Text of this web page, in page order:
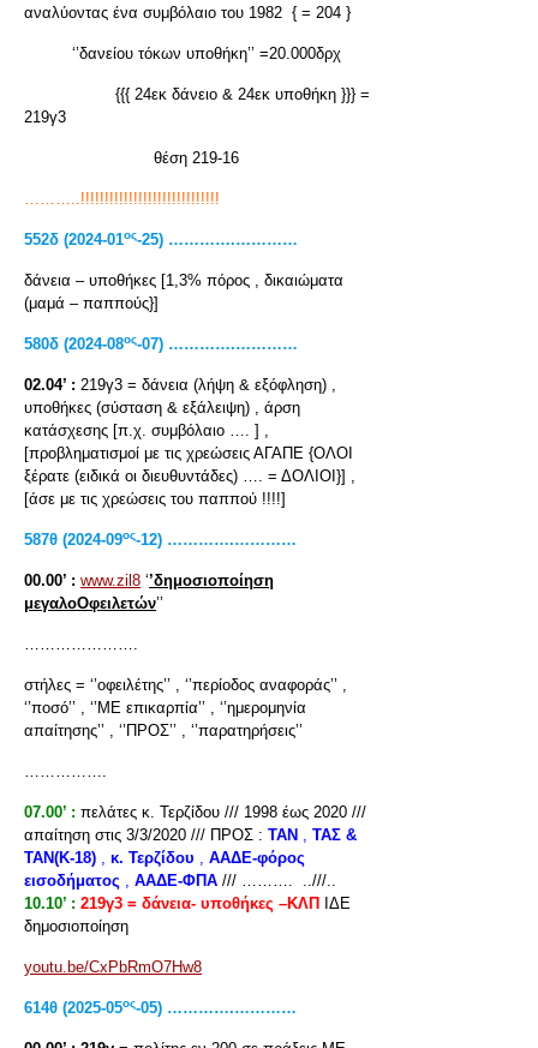
αναλύοντας ένα συμβόλαιο του 1982 { = 204 }
‘’δανείου τόκων υποθήκη’’ =20.000δρχ
{{{ 24εκ δάνειο & 24εκ υποθήκη }}} =
219γ3
θέση 219-16
………..!!!!!!!!!!!!!!!!!!!!!!!!!!!!!
552δ (2024-01ος-25) ………….…………
δάνεια – υποθήκες [1,3% πόρος , δικαιώματα
(μαμά – παππούς}]
580δ (2024-08ος-07) ………….…………
02.04’ : 219γ3 = δάνεια (λήψη & εξόφληση) ,
υποθήκες (σύσταση & εξάλειψη) , άρση
κατάσχεσης [π.χ. συμβόλαιο …. ] ,
[προβληματισμοί με τις χρεώσεις ΑΓΑΠΕ {ΟΛΟΙ
ξέρατε (ειδικά οι διευθυντάδες) …. = ΔΟΛΙΟΙ}] ,
[άσε με τις χρεώσεις του παππού !!!!]
587θ (2024-09ος-12) ………….…………
00.00’ : www.zil8 ‘’δημοσιοποίηση
μεγαλοΟφειλετών’’
………………….
στήλες = ‘’οφειλέτης’’ , ‘’περίοδος αναφοράς’’ ,
‘’ποσό’’ , ‘’ΜΕ επικαρπία’’ , ‘’ημερομηνία
απαίτησης’’ , ‘’ΠΡΟΣ’’ , ‘’παρατηρήσεις’’
…………….
07.00’ : πελάτες κ. Τερζίδου /// 1998 έως 2020 ///
απαίτηση στις 3/3/2020 /// ΠΡΟΣ : ΤΑΝ , ΤΑΣ &
ΤΑΝ(Κ-18) , κ. Τερζίδου , ΑΑΔΕ-φόρος
εισοδήματος , ΑΑΔΕ-ΦΠΑ /// ………. ..///..
10.10’ : 219γ3 = δάνεια- υποθήκες –ΚΛΠ
ΙΔΕ
δημοσιοποίηση
youtu.be/CxPbRmO7Hw8
614θ (2025-05ος-05) ………….…………